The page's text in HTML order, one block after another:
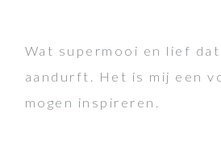
Wat supermooi en lief
aandurft. Het is mij een
mogen inspireren.